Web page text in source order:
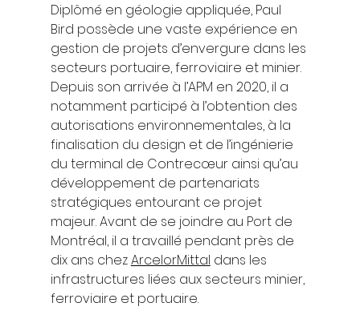
Diplômé en géologie appliquée, Paul
Bird possède une vaste expérience en
gestion de projets d’envergure dans les
secteurs portuaire, ferroviaire et minier.
Depuis son arrivée à l’APM en 2020, il a
notamment participé à l’obtention des
autorisations environnementales, à la
finalisation du design et de l’ingénierie
du terminal de Contrecœur ainsi qu’au
développement de partenariats
stratégiques entourant ce projet
majeur. Avant de se joindre au Port de
Montréal, il a travaillé pendant près de
dix ans chez ArcelorMittal dans les
infrastructures liées aux secteurs minier,
ferroviaire et portuaire.